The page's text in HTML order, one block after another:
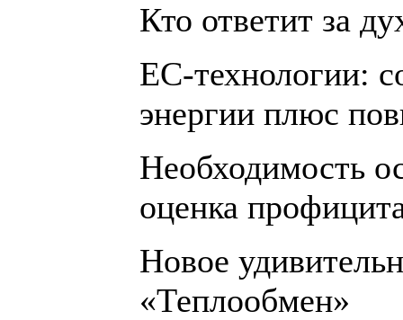
Кто ответит за
ЕС-технологии:
энергии плюс
Необходимость
оценка
Новое
«Теплообмен»